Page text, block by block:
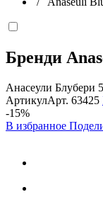
Бренди
Анасеули Блубери
АртикулАрт. 63425
-15%
В избранное